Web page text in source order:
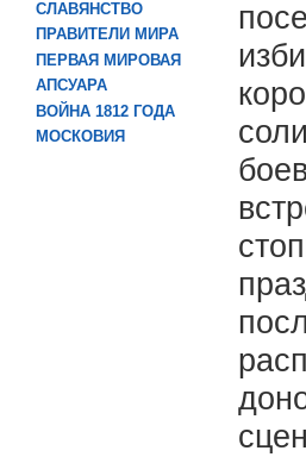
СЛАВЯНСТВО
ПРАВИТЕЛИ МИРА
ПЕРВАЯ МИРОВАЯ
АПСУАРА
ВОЙНА 1812 ГОДА
МОСКОВИЯ